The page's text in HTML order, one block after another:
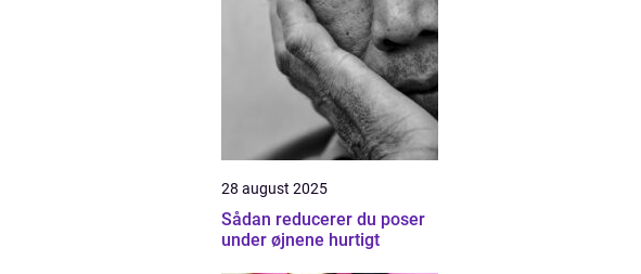
28 august 2025
Sådan reducerer du poser
under øjnene hurtigt